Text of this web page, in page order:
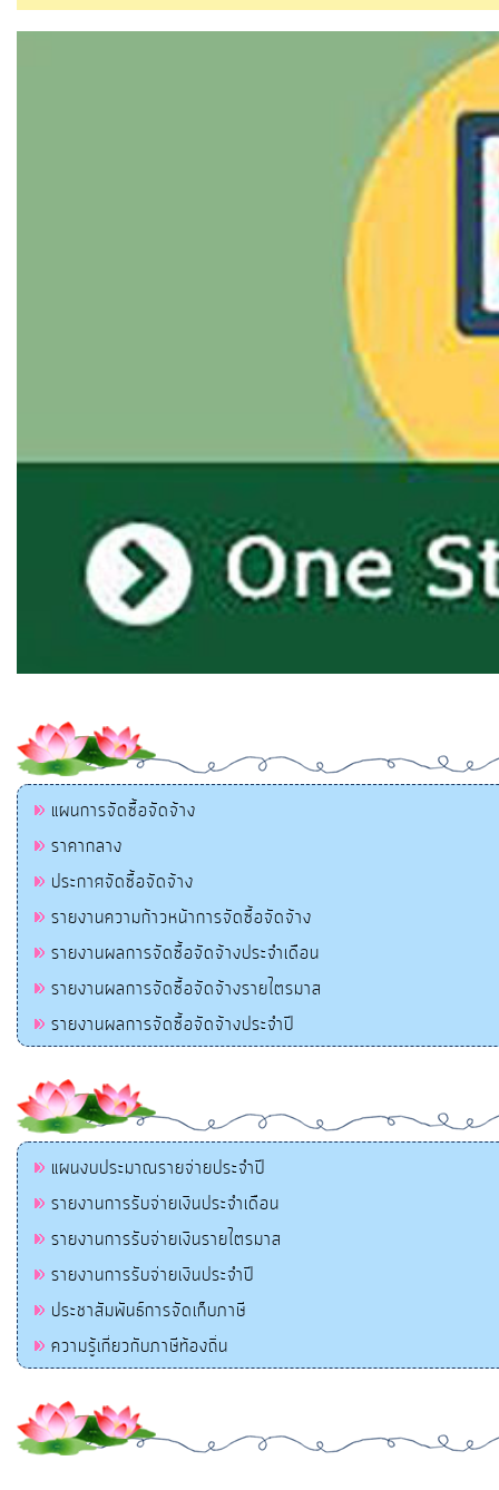
แผนการจัดซื้อจัดจ้าง
ราคากลาง
ประกาศจัดซื้อจัดจ้าง
รายงานความก้าวหน้าการจัดซื้อจัดจ้าง
รายงานผลการจัดซื้อจัดจ้างประจำเดือน
รายงานผลการจัดซื้อจัดจ้างรายไตรมาส
รายงานผลการจัดซื้อจัดจ้างประจำปี
แผนงบประมาณรายจ่ายประจำปี
รายงานการรับจ่ายเงินประจำเดือน
รายงานการรับจ่ายเงินรายไตรมาส
รายงานการรับจ่ายเงินประจำปี
ประชาสัมพันธ์การจัดเก็บภาษี
ความรู้เกี่ยวกับภาษีท้องถิ่น